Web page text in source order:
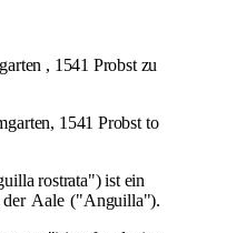
, 1541 Probst zu
1541 Probst to
rostrata") ist ein
der Aale ("Anguilla").